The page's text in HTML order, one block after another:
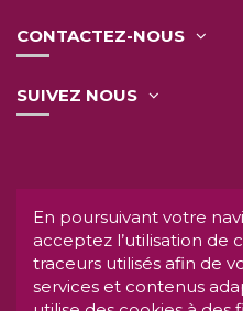
CONTACTEZ-NOUS
SUIVEZ NOUS
consommer
INTERDICTION DE
MINEURS DE
La preuve de la majorité
En poursuivant votre
acceptez l’utilisation de
traceurs utilisés afin de
services et contenus